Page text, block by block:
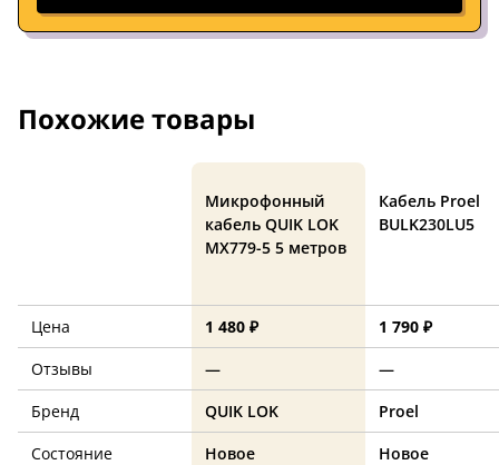
Похожие товары
Микрофонный
кабель QUIK LOK
MX779-5 5 метров
Кабель Proel
BULK230LU5
Цена 1 480 ₽
1 790 ₽
Отзывы
—
—
Бренд
QUIK LOK
Proel
Состояние
Новое
Новое